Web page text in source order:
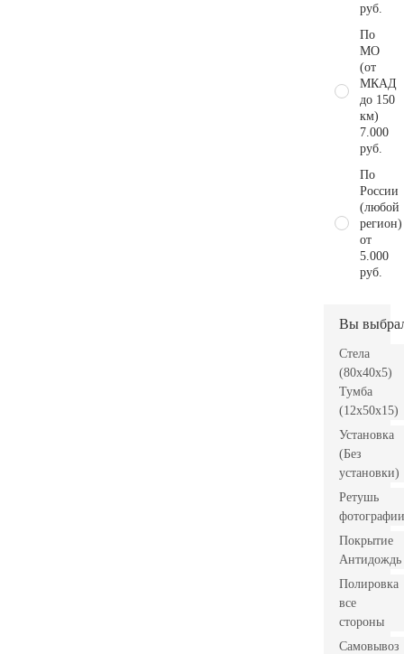
руб.
По
МО
(от
МКАД
до 150
км)
7.000
руб.
По
России
(любой
регион)
от
5.000
руб.
Вы
Стела
(80x40x5)
Тумба
(12x50x15)
Установка
(Без
установки)
Ретушь
фотографии
Покрытие
Антидождь
Полировка
все
стороны
Самовывоз